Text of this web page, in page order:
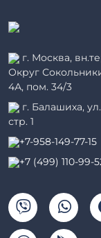
г. Москва,
Округ
4А, пом. 34/3
г. Балашиха,
стр. 1
+7-958-149-77-15
+7 (499) 110-99-